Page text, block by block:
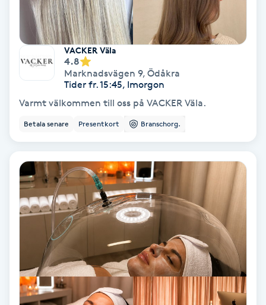
Nagelförlängning
Nagelförlängning akryl
Nagelförlängning gelé
Nagelförlängning silke
Nagelförstärkning
Nagelklippning
Nagelsvamp
Nageltrång
VACKER Väla
4.8
Marknadsvägen 9, Ödåkra
Tider fr. 15:45, Imorgon
Varmt välkommen till oss på VACKER Väla.
Betala senare Presentkort Branschorg.